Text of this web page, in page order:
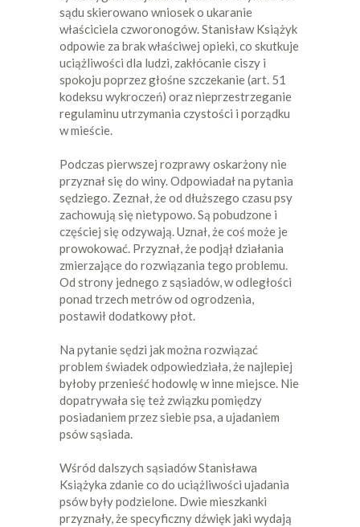
sądu skierowano wniosek o ukaranie
właściciela czworonogów. Stanisław Książyk
odpowie za brak właściwej opieki, co skutkuje
uciążliwości dla ludzi, zakłócanie ciszy i
spokoju poprzez głośne szczekanie (art. 51
kodeksu wykroczeń) oraz nieprzestrzeganie
regulaminu utrzymania czystości i porządku
w mieście.
Podczas pierwszej rozprawy oskarżony nie
przyznał się do winy. Odpowiadał na pytania
sędziego. Zeznał, że od dłuższego czasu psy
zachowują się nietypowo. Są pobudzone i
częściej się odzywają. Uznał, że coś może je
prowokować. Przyznał, że podjął działania
zmierzające do rozwiązania tego problemu.
Od strony jednego z sąsiadów, w odległości
ponad trzech metrów od ogrodzenia,
postawił dodatkowy płot.
Na pytanie sędzi jak można rozwiązać
problem świadek odpowiedziała, że najlepiej
byłoby przenieść hodowlę w inne miejsce. Nie
dopatrywała się też związku pomiędzy
posiadaniem przez siebie psa, a ujadaniem
psów sąsiada.
Wśród dalszych sąsiadów Stanisława
Książyka zdanie co do uciążliwości ujadania
psów były podzielone. Dwie mieszkanki
przyznały, że specyficzny dźwięk jaki wydają